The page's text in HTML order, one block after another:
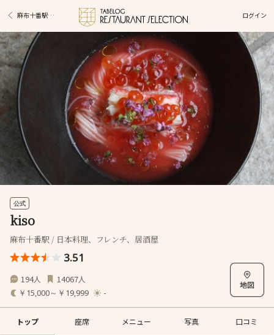
麻布十番駅グルメ ログイン
公式
kiso
麻布十番駅 / 日本料理、フレンチ、居酒屋
3.51
194人 14067人
￥15,000～￥19,999 -
トップ 座席 メニュー 写真 口コミ